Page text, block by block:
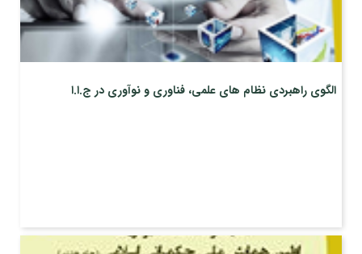
الگوی راهبردی نظام های علمی، فناوری و نوآوری در ج.ا.ا